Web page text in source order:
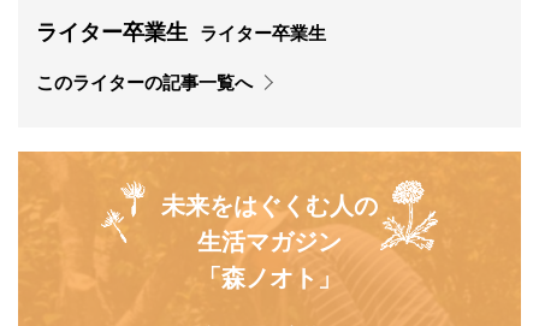
ライター卒業生 ライター卒業生
このライターの記事一覧へ
未来をはぐくむ人の
生活マガジン
「森ノオト」